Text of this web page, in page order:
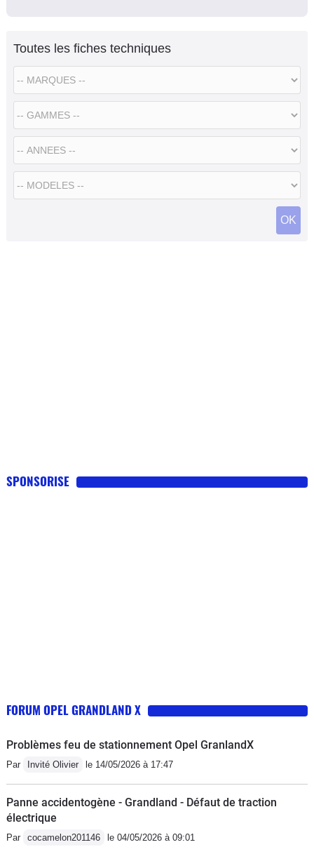
Toutes les fiches techniques
SPONSORISE
FORUM OPEL GRANDLAND X
Problèmes feu de stationnement Opel GranlandX
Par Invité Olivier le 14/05/2026 à 17:47
Panne accidentogène - Grandland - Défaut de traction
électrique
Par cocamelon201146 le 04/05/2026 à 09:01